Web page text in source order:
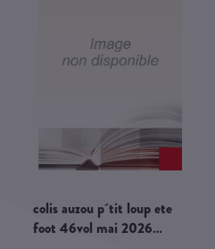
colis auzou p´tit loup ete
foot 46vol mai 2026